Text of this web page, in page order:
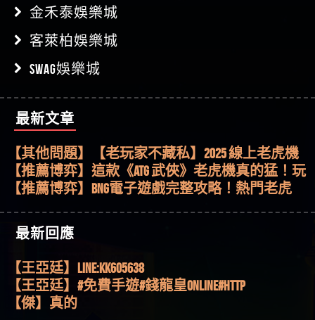
金禾泰娛樂城
客萊柏娛樂城
SWAG娛樂城
最新文章
【其他問題】用理性數據指路，開啟你的高回報
娛樂之旅
【其他問題】【老玩家不藏私】2025 線上老虎機
這樣挑！RTP、波動率和平台安全的全攻略！
【推薦博弈】這款《ATG 武俠》老虎機真的猛！玩
過才知道什麼叫超過3萬種中獎方式！
【推薦博弈】BNG電子遊戲完整攻略！熱門老虎
51,000倍數玩法攻略，輕鬆稱霸老虎機！
【其他問題】「拆解力智投資詐騙套路緊急追討
賴zg369」力智投資是不是詐騙 力智投資是真的嗎
力智投資是詐騙嗎 南部老翁還在癡迷力智投資高
回報獲利 請不要在匯款
【其他問題】 【遇天盛商行詐騙追回資金賴
zg369】天盛商行詐騙 天盛商行是不是詐騙 天盛商
行是真的嗎 天盛商行是詐騙嗎 被天盛商行詐騙一
招教你拿回
【其他問題】 受害者援助賴【zg369】退休老翁被
大戶e點靈詐騙痛不欲生 大戶e點靈是真的嗎 大戶e
點靈是不是詐騙 大戶e點靈是詐騙嗎 大戶e點靈無
法出金 （大戶e點靈）教你如何規避詐騙陷阱
【其他問題】 弘記投資詐騙持續收割國人中【免
費討回資金賴zg369】弘記投資是詐騙嗎 弘記投資
是不是詐騙 弘記投資是真的嗎 被弘記投資詐騙的
【其他問題】 被騙追回賴【zg369】KnTop利用新型
詐騙手法欺詐群眾 KnTop是真的嗎 KnTop是不是詐騙
【其他問題】機台運算專案詐騙持續收割國人中
最新回應
【傑】推代理真的好相處
回答
【王亞廷】LINE:kK605638
【王亞廷】#免費手遊#錢龍皇ONLINE#http
【傑】真的